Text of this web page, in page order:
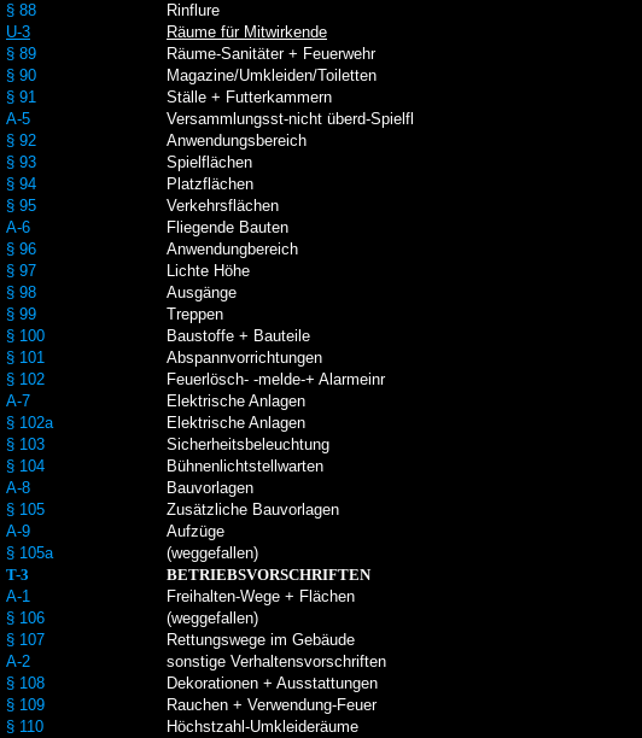
§ 88
Rinflure
U-3
Räume für Mitwirkende
§ 89
§ 90
§ 91
Räume-Sanitäter + Feuerwehr
Magazine/Umkleiden/Toiletten
Ställe + Futterkammern
A-5
Versammlungsst-nicht überd-Spielfl
§ 92
§ 93
§ 94
§ 95
Anwendungsbereich
Spielflächen
Platzflächen
Verkehrsflächen
A-6
Fliegende Bauten
§ 96
§ 97
§ 98
§ 99
§ 100
§ 101
§ 102
Anwendungbereich
Lichte Höhe
Ausgänge
Treppen
Baustoffe + Bauteile
Abspannvorrichtungen
Feuerlösch- -melde-+ Alarmeinr
A-7
Elektrische Anlagen
§ 102a
§ 103
§ 104
Elektrische Anlagen
Sicherheitsbeleuchtung
Bühnenlichtstellwarten
A-8
Bauvorlagen
§ 105
Zusätzliche Bauvorlagen
A-9
Aufzüge
§ 105a
(weggefallen)
T-3
BETRIEBSVORSCHRIFTEN
A-1
Freihalten-Wege + Flächen
§ 106
§ 107
(weggefallen)
Rettungswege im Gebäude
A-2
sonstige Verhaltensvorschriften
§ 108
§ 109
§ 110
Dekorationen + Ausstattungen
Rauchen + Verwendung-Feuer
Höchstzahl-Umkleideräume